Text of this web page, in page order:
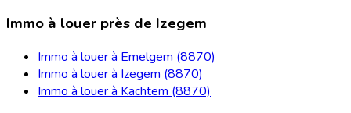
Immo à louer près de Izegem
Immo à louer à Emelgem (8870)
Immo à louer à Izegem (8870)
Immo à louer à Kachtem (8870)